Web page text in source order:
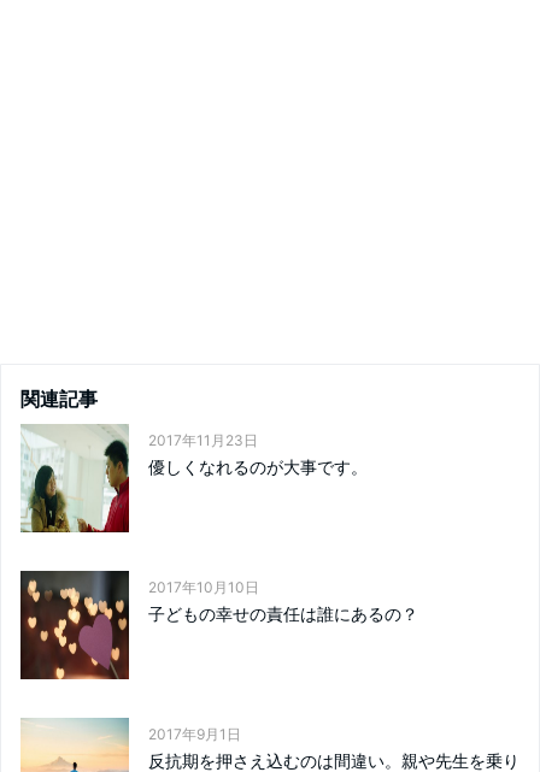
関連記事
2017年11月23日
優しくなれるのが大事です。
2017年10月10日
子どもの幸せの責任は誰にあるの？
2017年9月1日
反抗期を押さえ込むのは間違い。親や先生を乗り